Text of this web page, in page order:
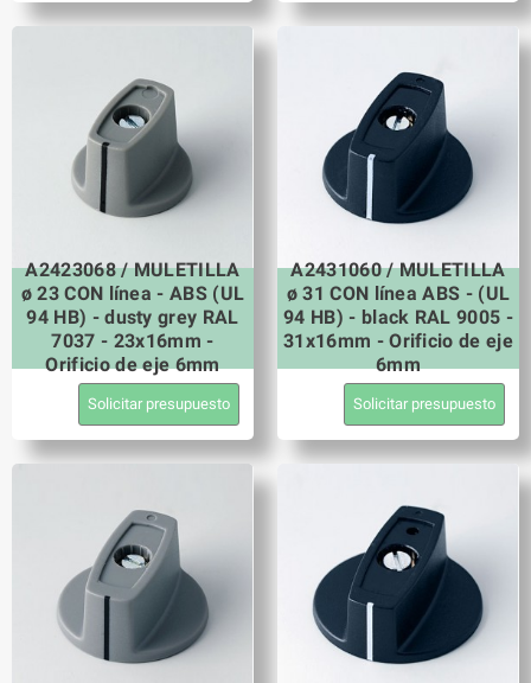
A2423068 / MULETILLA
ø 23 CON línea - ABS (UL
94 HB) - dusty grey RAL
7037 - 23x16mm -
Orificio de eje 6mm
Solicitar presupuesto
A2431060 / MULETILLA
ø 31 CON línea ABS - (UL
94 HB) - black RAL 9005 -
31x16mm - Orificio de eje
6mm
Solicitar presupuesto